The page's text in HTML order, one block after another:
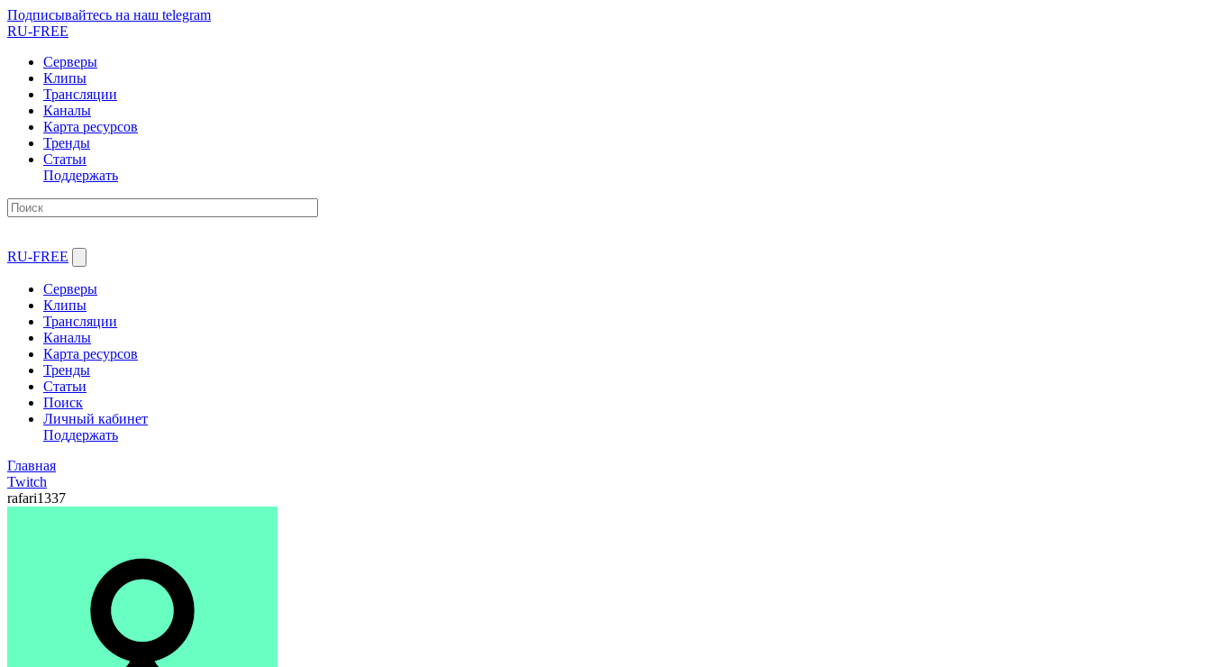
Подписывайтесь на наш telegram
RU-FREE
Серверы
Клипы
Трансляции
Каналы
Карта ресурсов
Тренды
Статьи
Поддержать
RU-FREE
Серверы
Клипы
Трансляции
Каналы
Карта ресурсов
Тренды
Статьи
Поиск
Личный кабинет
Поддержать
Главная
Twitch
rafari1337